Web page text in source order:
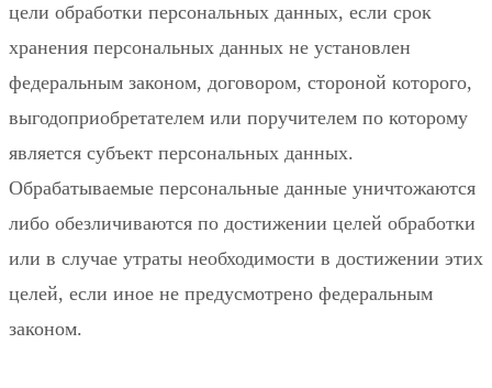
цели обработки персональных данных, если срок
хранения персональных данных не установлен
федеральным законом, договором, стороной которого,
выгодоприобретателем или поручителем по которому
является субъект персональных данных.
Обрабатываемые персональные данные уничтожаются
либо обезличиваются по достижении целей обработки
или в случае утраты необходимости в достижении этих
целей, если иное не предусмотрено федеральным
законом.